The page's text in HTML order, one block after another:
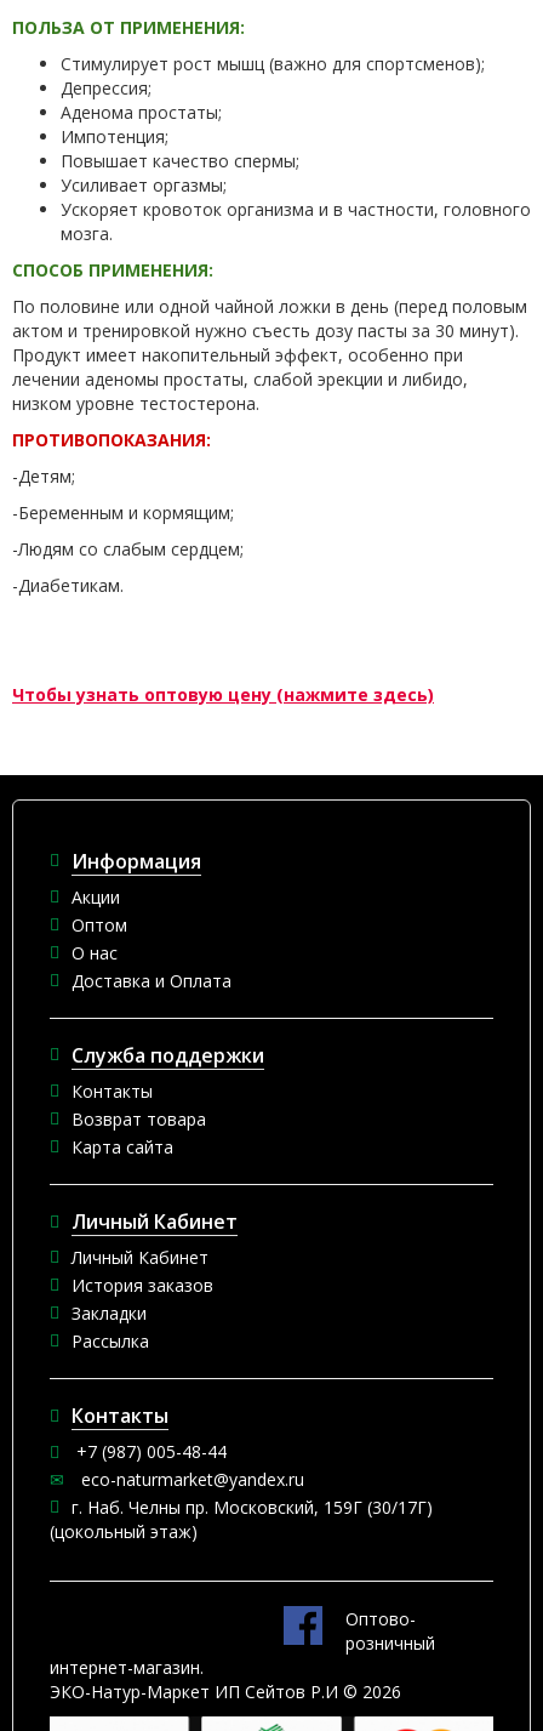
ПОЛЬЗА ОТ ПРИМЕНЕНИЯ:
Стимулирует рост мышц (важно для спортсменов);
Депрессия;
Аденома простаты;
Импотенция;
Повышает качество спермы;
Усиливает оргазмы;
Ускоряет кровоток организма и в частности, головного
мозга.
СПОСОБ ПРИМЕНЕНИЯ:
По половине или одной чайной ложки в день (перед половым
актом и тренировкой нужно съесть дозу пасты за 30 минут).
Продукт имеет накопительный эффект, особенно при
лечении аденомы простаты, слабой эрекции и либидо,
низком уровне тестостерона.
ПРОТИВОПОКАЗАНИЯ:
-Детям;
-Беременным и кормящим;
-Людям со слабым сердцем;
-Диабетикам.
Чтобы узнать оптовую цену (нажмите здесь)
Информация
Акции
Оптом
О нас
Доставка и Оплата
Служба поддержки
Контакты
Возврат товара
Карта сайта
Личный Кабинет
Личный Кабинет
История заказов
Закладки
Рассылка
Контакты
+7 (987) 005-48-44
eco-naturmarket@yandex.ru
г. Наб. Челны пр. Московский, 159Г (30/17Г)
(цокольный этаж)
Оптово-
розничный
интернет-магазин.
ЭКО-Натур-Маркет ИП Сейтов Р.И © 2026